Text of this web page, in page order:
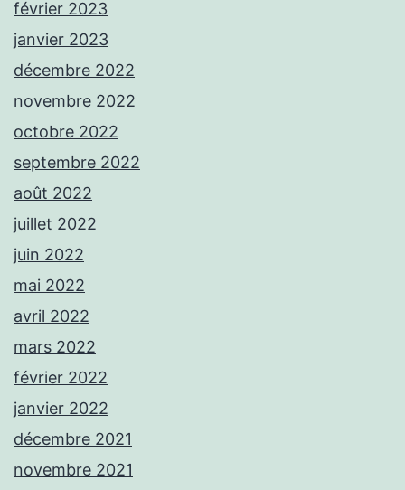
février 2023
janvier 2023
décembre 2022
novembre 2022
octobre 2022
septembre 2022
août 2022
juillet 2022
juin 2022
mai 2022
avril 2022
mars 2022
février 2022
janvier 2022
décembre 2021
novembre 2021